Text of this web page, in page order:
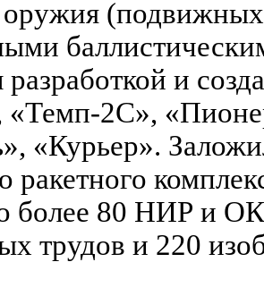
оружия
разработкой и
2С»,
«Курьер».
ракетного
более 80 НИР и
трудов и 220